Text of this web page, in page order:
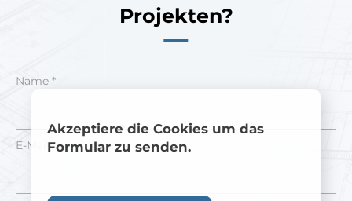
Projekten?
Name *
E-Mail *
Akzeptiere die Cookies um das
Formular zu senden.